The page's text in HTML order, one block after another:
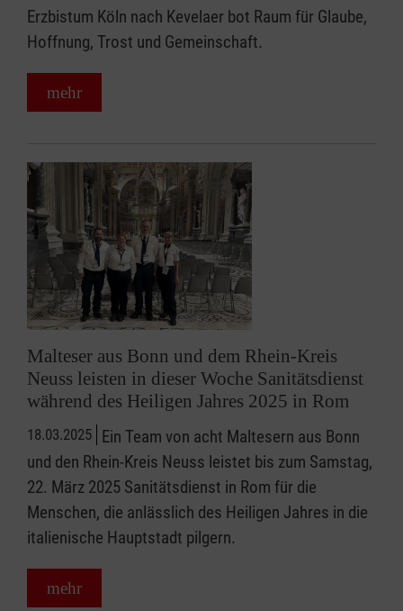
Erzbistum Köln nach Kevelaer bot Raum für Glaube,
Hoffnung, Trost und Gemeinschaft.
mehr
Malteser aus Bonn und dem Rhein-Kreis
Neuss leisten in dieser Woche Sanitätsdienst
während des Heiligen Jahres 2025 in Rom
18.03.2025 Ein Team von acht Maltesern aus Bonn
und den Rhein-Kreis Neuss leistet bis zum Samstag,
22. März 2025 Sanitätsdienst in Rom für die
Menschen, die anlässlich des Heiligen Jahres in die
italienische Hauptstadt pilgern.
mehr